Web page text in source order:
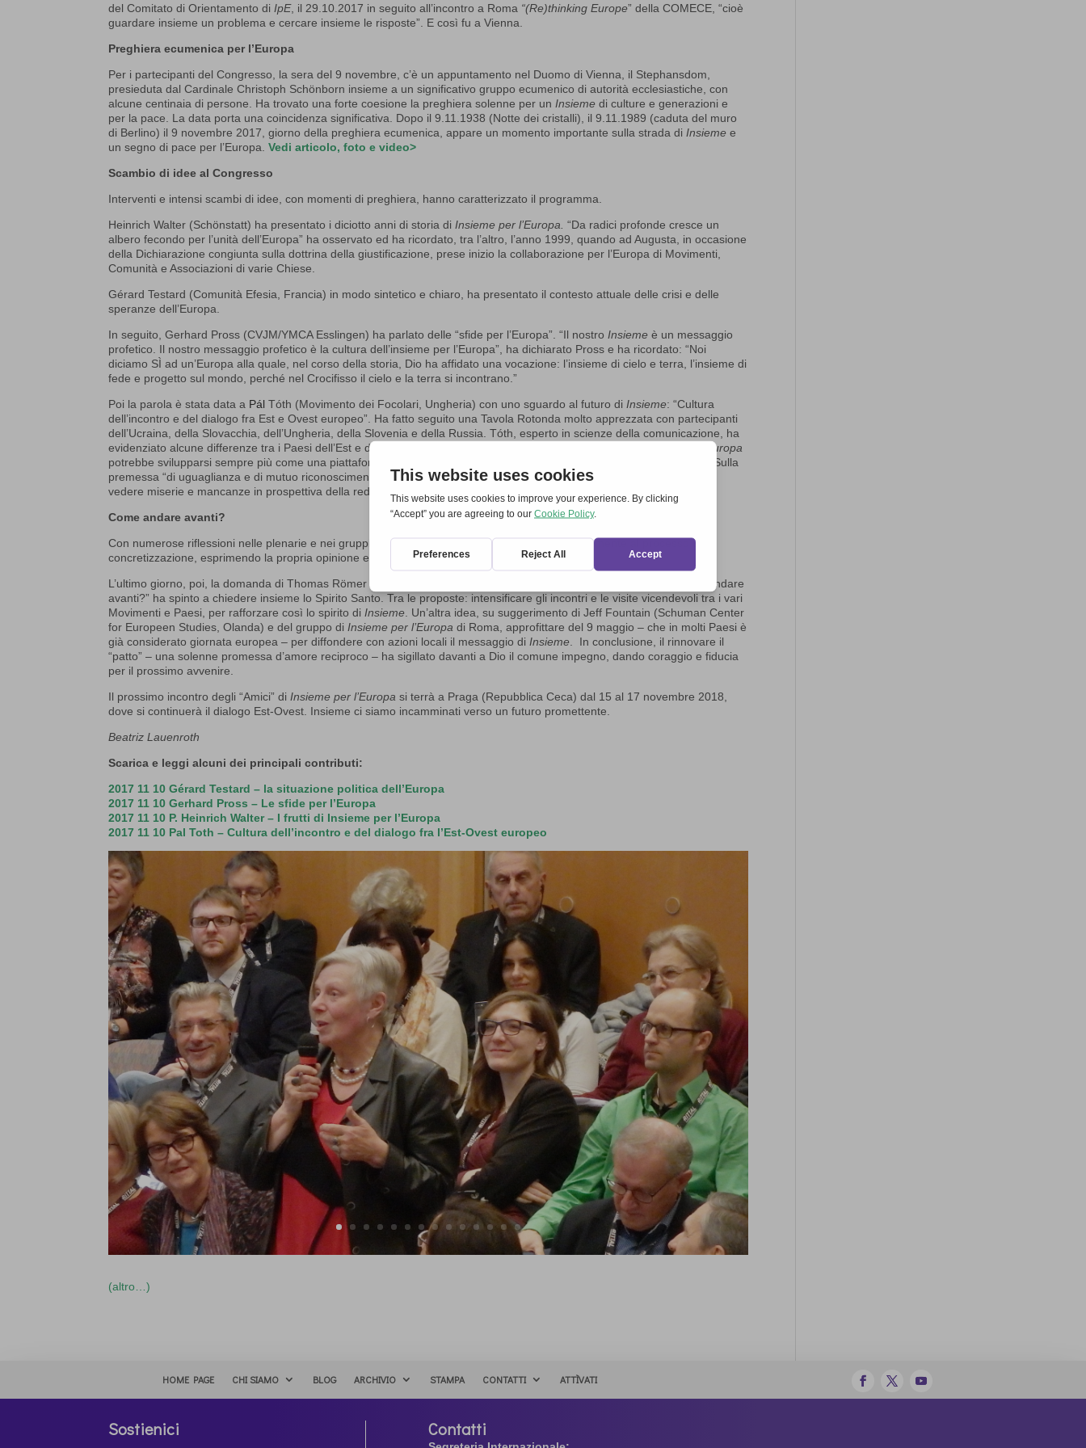
del Comitato di Orientamento diIpE, il 29.10.2017 in seguito all’incontro a Roma “(Re)thinking Europe” della COMECE, “cioè
guardare insieme un problema e cercare insieme le risposte”. E così fu a Vienna.
Preghiera ecumenica per l’Europa
Per i partecipanti del Congresso, la sera del 9 novembre, c’è un appuntamento nel Duomo di Vienna, il Stephansdom,
presieduta dal Cardinale Christoph Schönborn insieme a un significativo gruppo ecumenico di autorità ecclesiastiche, con
alcune centinaia di persone. Ha trovato una forte coesione la preghiera solenne per unInsieme di culture e generazioni e
per la pace. La data porta una coincidenza significativa. Dopo il 9.11.1938 (Notte dei cristalli), il 9.11.1989 (caduta del muro
di Berlino) il 9 novembre 2017, giorno della preghiera ecumenica, appare un momento importante sulla strada diInsiemee
un segno di pace per l’Europa.Vedi articolo, foto e video>
Scambio di idee al Congresso
Interventi e intensi scambi di idee, con momenti di preghiera, hanno caratterizzato il programma.
Heinrich Walter (Schönstatt) ha presentato i diciotto anni di storia diInsieme per l’Europa.“Da radici profonde cresce un
albero fecondo per l’unità dell’Europa” ha osservato ed ha ricordato, tra l’altro, l’anno 1999, quando ad Augusta, in occasione
della Dichiarazione congiunta sulla dottrina della giustificazione, prese inizio la collaborazione per l’Europa di Movimenti,
Comunità e Associazioni di varie Chiese.
Gérard Testard (Comunità Efesia, Francia) in modo sintetico e chiaro, ha presentato il contesto attuale delle crisi e delle
speranze dell’Europa.
In seguito, Gerhard Pross (CVJM/YMCA Esslingen) ha parlato delle “sfide per l’Europa”. “Il nostroInsieme è un messaggio
profetico. Il nostro messaggio profetico è la cultura dell’insieme per l’Europa”, ha dichiarato Pross e ha ricordato: “Noi
diciamo SÌ ad un’Europa alla quale, nel corso della storia, Dio ha affidato una vocazione: l’insieme di cielo e terra, l’insieme di
fede e progetto sul mondo, perché nel Crocifisso il cielo e la terra si incontrano.”
Poi la parola è stata data a PálTóth (Movimento dei Focolari, Ungheria) con uno sguardo al futuro diInsieme: “Cultura
dell’incontro e del dialogo fra Est e Ovest europeo”. Ha fatto seguito una Tavola Rotonda molto apprezzata con partecipanti
dell’Ucraina, della Slovacchia, dell’Ungheria, della Slovenia e della Russia.Tóth, esperto in scienze della comunicazione, ha
evidenziato alcune differenze tra i Paesi dell’Est e dell’Ovest, osando lanciare a conclusione una sfida: “
Insieme per l’Europa
potrebbe svilupparsi sempre più come una piattaforma di dialogo e persino come una scuola di dialogo intraeuropeo”. Sulla
premessa “di uguaglianza e di mutuo riconoscimento potrebbe svilupparsi un nuovo tipo di discorso sapienziale
vedere miserie e mancanze in prospettiva della redenzione e della resurrezione.”
Come andare avanti?
Con numerose riflessioni nelle plenarie e nei gruppi, i presenti erano invitati a partecipare attivamente al processo di
concretizzazione, esprimendo la propria opinione e le proprie esperienze.
L’ultimo giorno, poi, la domanda di Thomas Römer (CVJM/YMCA Monaco) e Suor Vernita Weiss (Schönstatt): “Come andare
avanti?” ha spinto a chiedere insieme lo Spirito Santo. Tra le proposte: intensificare gli incontri e le visite vicendevoli tra i vari
Movimenti e Paesi, per rafforzare così lo spirito diInsieme. Un’altra idea, su suggerimento di Jeff Fountain (Schuman Center
for Europeen Studies, Olanda) e del gruppo diInsieme per l’Europa di Roma, approfittare del 9 maggio – che in molti Paesi è
già considerato giornata europea – per diffondere con azioni locali il messaggio diInsieme. In conclusione, il rinnovare il
“patto” – una solenne promessa d’amore reciproco – ha sigillato davanti a Dio il comune impegno, dando coraggio e fiducia
per il prossimo avvenire.
Il prossimo incontro degli “Amici” diInsieme per l’Europa si terrà a Praga (Repubblica Ceca) dal 15 al 17 novembre 2018,
dove si continuerà il dialogo Est-Ovest. Insieme ci siamo incamminati verso un futuro promettente.
Beatriz Lauenroth
Scarica e leggi alcuni dei principali contributi:
2017 11 10 Gérard Testard – la situazione politica dell’Europa
2017 11 10 Gerhard Pross – Le sfide per l’Europa
2017 11 10 P. Heinrich Walter – I frutti di Insieme per l’Europa
2017 11 10 Pal Toth – Cultura dell’incontro e del dialogo fra l’Est-Ovest europeo
(altro…)
HOME PAGE CHI SIAMO BLOG ARCHIVIO STAMPA CONTATTI ATTÌVATI
Sostienici Contatti